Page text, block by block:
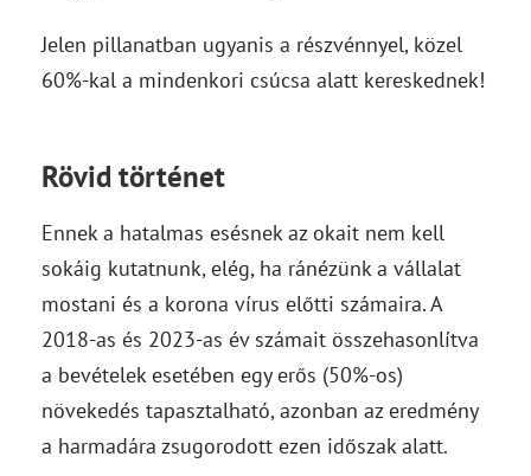
Jelen pillanatban ugyanis a részvénnyel, közel
60%-kal a mindenkori csúcsa alatt kereskednek!
Rövid történet
Ennek a hatalmas esésnek az okait nem kell
sokáig kutatnunk, elég, ha ránézünk a vállalat
mostani és a korona vírus előtti számaira. A
2018-as és 2023-as év számait összehasonlítva
a bevételek esetében egy erős (50%-os)
növekedés tapasztalható, azonban az eredmény
a harmadára zsugorodott ezen időszak alatt.